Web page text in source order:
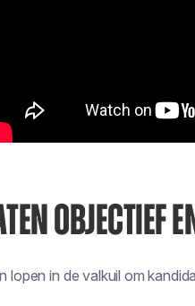
OBJECTIEF
lopen in de valkuil om